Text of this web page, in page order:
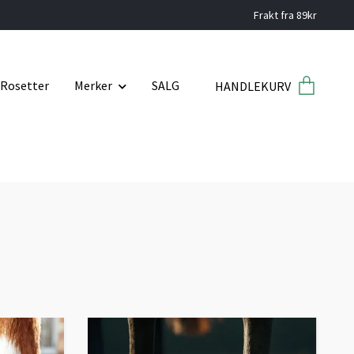
Frakt fra 89kr
Rosetter Merker SALG HANDLEKURV